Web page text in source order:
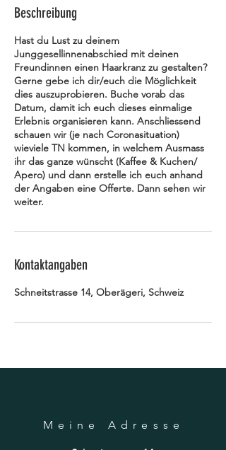
Beschreibung
Hast du Lust zu deinem
Junggesellinnenabschied mit deinen
Freundinnen einen Haarkranz zu gestalten?
Gerne gebe ich dir/euch die Möglichkeit
dies auszuprobieren. Buche vorab das
Datum, damit ich euch dieses einmalige
Erlebnis organisieren kann. Anschliessend
schauen wir (je nach Coronasituation)
wieviele TN kommen, in welchem Ausmass
ihr das ganze wünscht (Kaffee & Kuchen/
Apero) und dann erstelle ich euch anhand
der Angaben eine Offerte. Dann sehen wir
weiter.
Kontaktangaben
Schneitstrasse 14, Oberägeri, Schweiz
Meine Adresse